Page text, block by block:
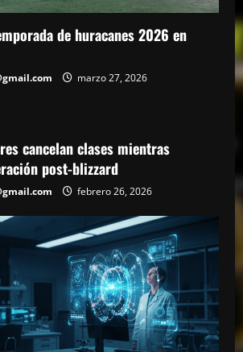
de huracanes 2026 en
marzo 27, 2026
cancelan clases mientras
post-blizzard
febrero 26, 2026